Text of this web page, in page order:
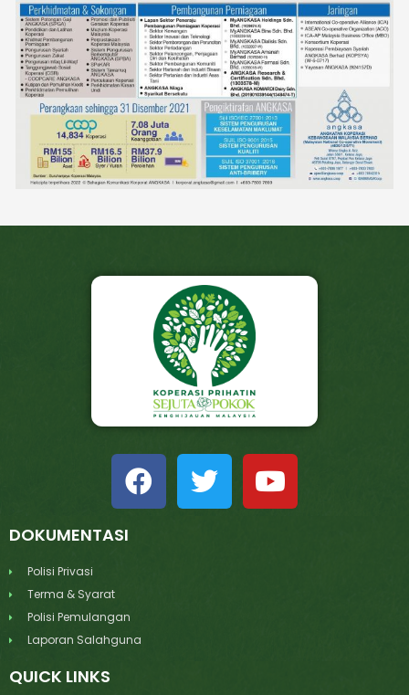
DOKUMENTASI
Polisi Privasi
Terma & Syarat
Polisi Pemulangan
Laporan Salahguna
QUICK LINKS